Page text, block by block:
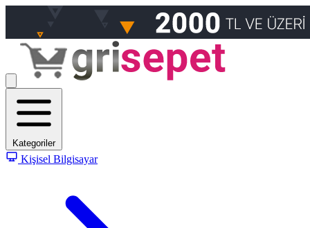
Kategoriler
Kişisel Bilgisayar